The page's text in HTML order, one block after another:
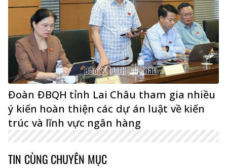
Đoàn ĐBQH tỉnh Lai Châu tham gia nhiều
ý kiến hoàn thiện các dự án luật về kiến
trúc và lĩnh vực ngân hàng
TIN CÙNG CHUYÊN MỤC